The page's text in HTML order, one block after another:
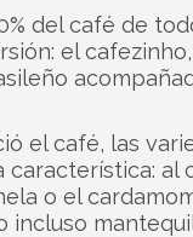
del café de
el
el café, las
al
o el
incluso